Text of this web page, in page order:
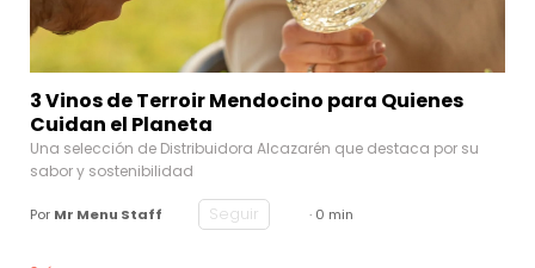
3 Vinos de Terroir Mendocino para Quienes
Cuidan el Planeta
Una selección de Distribuidora Alcazarén que destaca por su
sabor y sostenibilidad
Por Mr Menu Staff Seguir · 0 min